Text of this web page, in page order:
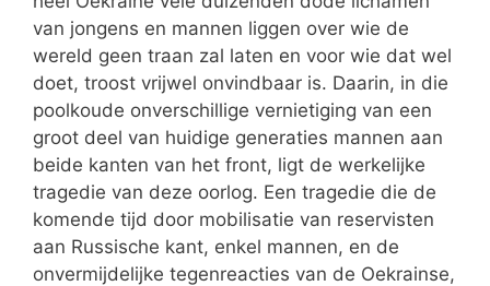
van jongens en mannen liggen over wie de
wereld geen traan zal laten en voor wie dat wel
doet, troost vrijwel onvindbaar is. Daarin, in die
poolkoude onverschillige vernietiging van een
groot deel van huidige generaties mannen aan
beide kanten van het front, ligt de werkelijke
tragedie van deze oorlog. Een tragedie die de
komende tijd door mobilisatie van reservisten
aan Russische kant, enkel mannen, en de
onvermijdelijke tegenreacties van de Oekrainse,